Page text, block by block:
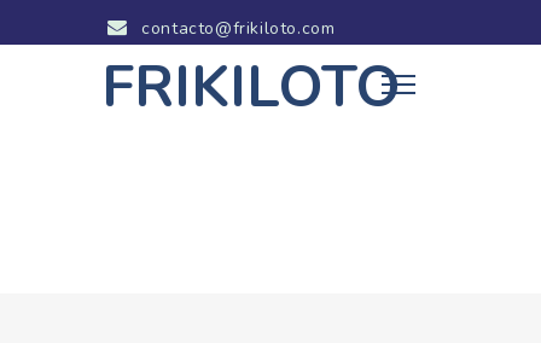
contacto@frikiloto.com
FRIKILOTO